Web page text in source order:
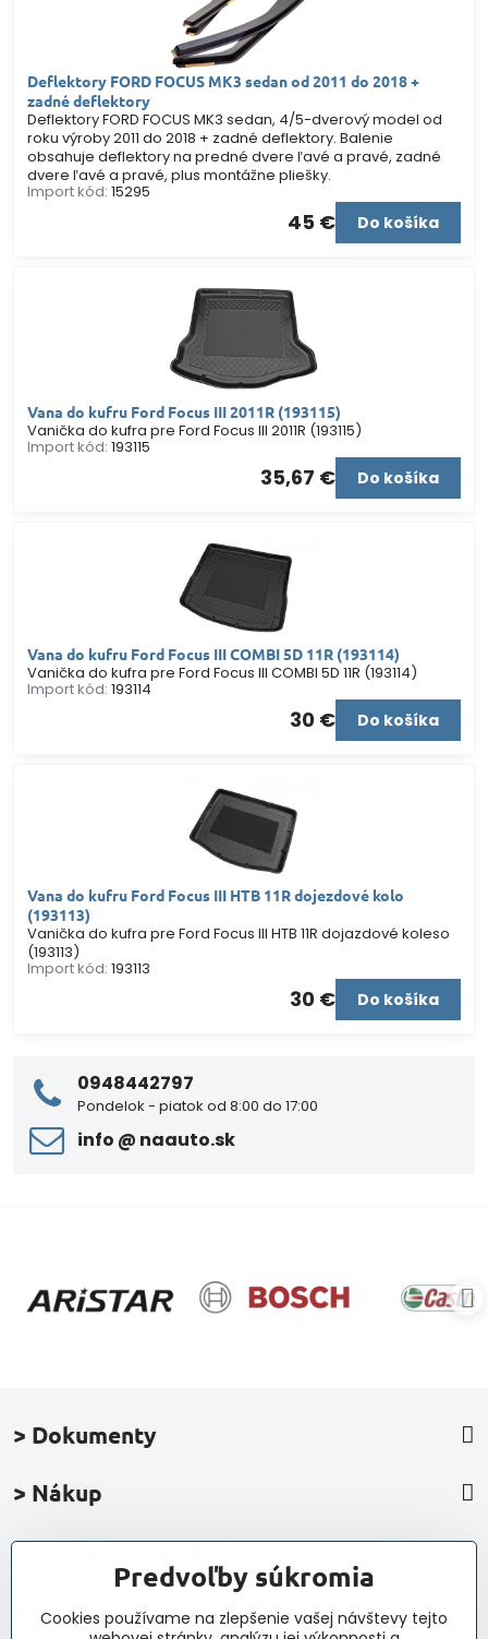
Deflektory FORD FOCUS MK3 sedan od 2011 do 2018 +
zadné deflektory
Deflektory FORD FOCUS MK3 sedan, 4/5-dverový model od
roku výroby 2011 do 2018 + zadné deflektory. Balenie
obsahuje deflektory na predné dvere ľavé a pravé, zadné
dvere ľavé a pravé, plus montážne pliešky.
Import kód: 15295
45 € Do košíka
Vana do kufru Ford Focus III 2011R (193115)
Vanička do kufra pre Ford Focus III 2011R (193115)
Import kód: 193115
35,67 € Do košíka
Vana do kufru Ford Focus III COMBI 5D 11R (193114)
Vanička do kufra pre Ford Focus III COMBI 5D 11R (193114)
Import kód: 193114
30 € Do košíka
Vana do kufru Ford Focus III HTB 11R dojezdové kolo
(193113)
Vanička do kufra pre Ford Focus III HTB 11R dojazdové koleso
(193113)
Import kód: 193113
30 € Do košíka
0948442797
Pondelok - piatok od 8:00 do 17:00
info ​@ naauto​.sk
> Dokumenty
> Nákup
> Kontakt a navigácia
> Novinky, články, príspevky
Predvoľby súkromia
Cookies používame na zlepšenie vašej návštevy tejto